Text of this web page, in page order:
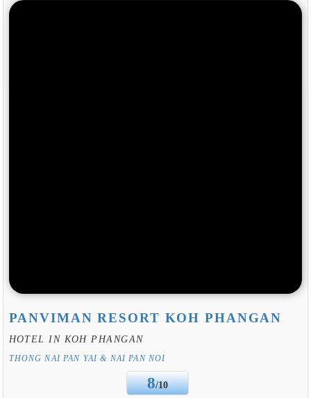
PANVIMAN RESORT KOH PHANGAN
HOTEL IN KOH PHANGAN
THONG NAI PAN YAI & NAI PAN NOI
8/10